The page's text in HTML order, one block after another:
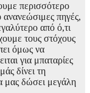
περισσότερο
ανανεώσιμες πηγές,
από ό,τι
τους στόχους
όμως να
για μπαταρίες
δίνει τη
μας δώσει μεγάλη